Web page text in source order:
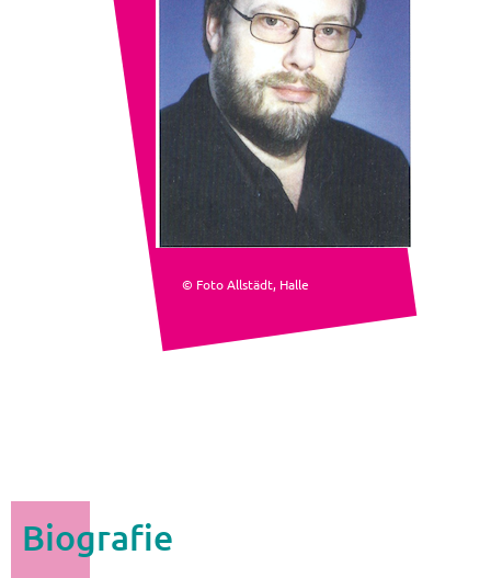
© Foto Allstädt, Halle
Biografie